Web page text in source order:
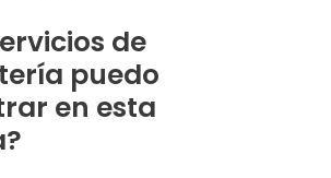
de
puedo
en esta